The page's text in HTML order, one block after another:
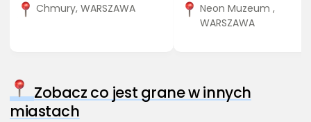
Chmury, WARSZAWA
Neon Muzeum ,
WARSZAWA
Zobacz co jest grane w innych
miastach